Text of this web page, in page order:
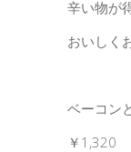
辛い物が
おいしく
ベーコン
￥1,320